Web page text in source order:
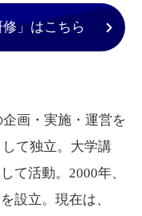
」はこちら
画・実施・運営を
て独立。大学講
て活動。2000年、
設立。現在は、